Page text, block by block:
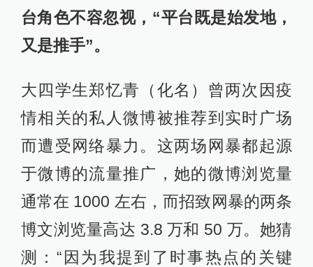
台角色不容忽视，“平台既是始发地，
又是推手”。
大四学生郑忆青（化名）曾两次因疫
情相关的私人微博被推荐到实时广场
而遭受网络暴力。这两场网暴都起源
于微博的流量推广，她的微博浏览量
通常在 1000 左右，而招致网暴的两条
博文浏览量高达 3.8 万和 50 万。她猜
测：“因为我提到了时事热点的关键